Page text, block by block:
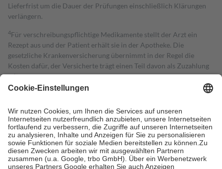
Lieferfrist um die Dauer der Prüfungen einschließlich Klärungen
verlängern.
4Für verschreibungspflichtige Medikamente stellt der Arzt ein
Rezept aus und der Patient erhält sie in der Apotheke. Die
gesetzliche Krankenversicherung übernimmt in der Regel die
Kosten dafür, der Versicherte trägt einen Teil davon als Zuzahlung
mit.
Grundsätzlich leisten Mitglieder Zuzahlungen in Höhe von zehn
höchstens zehn Euro.
Es sind jedoch nie mehr als die tatsächlichen
Kosten der Leistung zu entrichten.
Diese Regeln gelten grundsätzlich auch für Online-Apotheken.
Bei Heilmitteln und häuslicher Krankenpflege beträgt die
Zuzahlung zehn Prozent der Kosten sowie zehn Euro je
Verordnung.